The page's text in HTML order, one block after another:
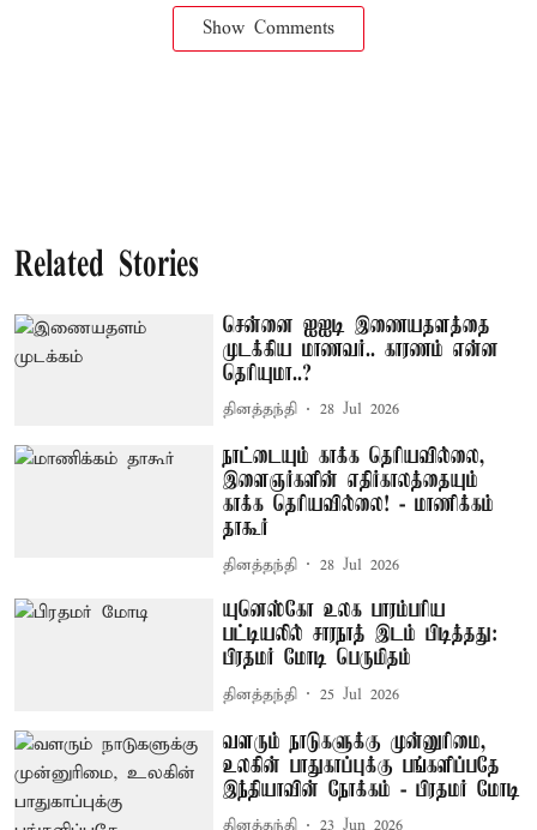
Show Comments
Related Stories
சென்னை ஐஐடி இணையதளத்தை
முடக்கிய மாணவர்.. காரணம் என்ன
தெரியுமா..?
தினத்தந்தி 28 Jul 2026
நாட்டையும் காக்க தெரியவில்லை,
இளைஞர்களின் எதிர்காலத்தையும்
காக்க தெரியவில்லை! - மாணிக்கம்
தாகூர்
தினத்தந்தி 28 Jul 2026
யுனெஸ்கோ உலக பாரம்பரிய
பட்டியலில் சாரநாத் இடம் பிடித்தது:
பிரதமர் மோடி பெருமிதம்
தினத்தந்தி 25 Jul 2026
வளரும் நாடுகளுக்கு முன்னுரிமை,
உலகின் பாதுகாப்புக்கு பங்களிப்பதே
இந்தியாவின் நோக்கம் - பிரதமர் மோடி